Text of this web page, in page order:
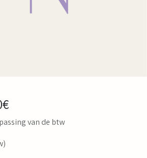
van de btw